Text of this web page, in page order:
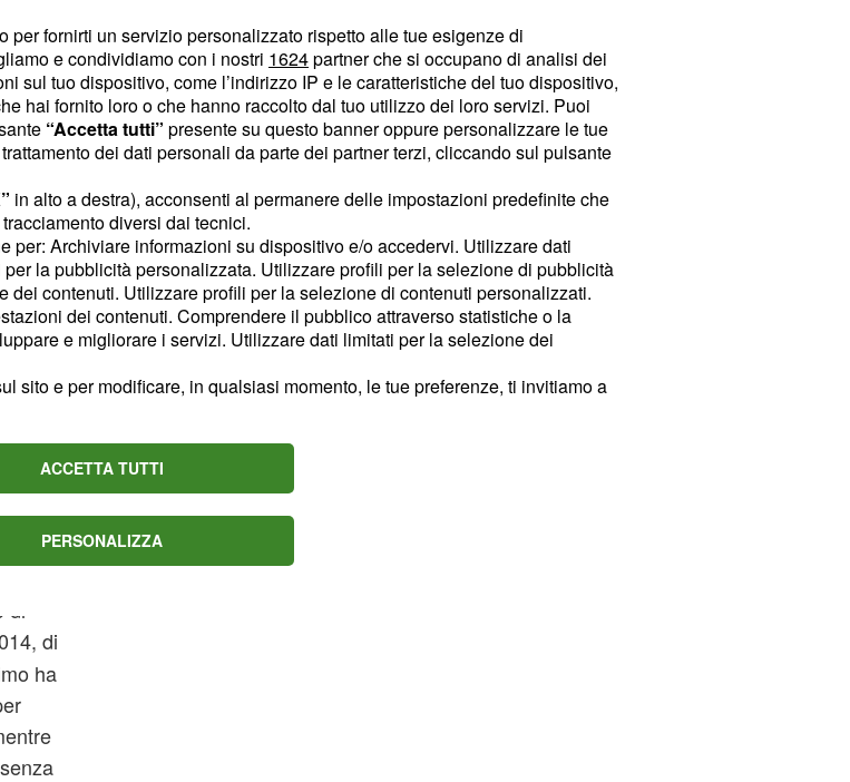
,
di
di
ha
fornirti un servizio personalizzato rispetto alle tue esigenze di
e condividiamo con i nostri 1624partner che si occupano di analisi dei
sul tuo dispositivo, come l’indirizzo IP e le caratteristiche del tuo dispositivo,
hai fornito loro o che hanno raccolto dal tuo utilizzo dei loro servizi. Puoi
“Accetta tutti” presente su questo banner oppure personalizzare le tue
dei dati personali da parte dei partner terzi, cliccando sul pulsante
in alto a destra), acconsenti al permanere delle impostazioni predefinite che
diversi dai tecnici.
per: Archiviare informazioni su dispositivo e/o accedervi. Utilizzare dati
la pubblicità personalizzata. Utilizzare profili per la selezione di pubblicità
contenuti. Utilizzare profili per la selezione di contenuti personalizzati.
dei contenuti. Comprendere il pubblico attraverso statistiche o la
e migliorare i servizi. Utilizzare dati limitati per la selezione dei
sito e per modificare, in qualsiasi momento, le tue preferenze, ti invitiamo a
ACCETTA TUTTI
PERSONALIZZA